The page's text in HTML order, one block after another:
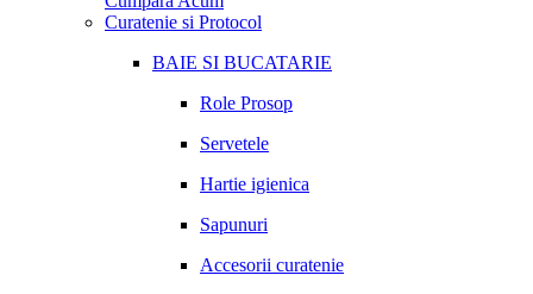
Curatenie si Protocol
BAIE SI BUCATARIE
Role Prosop
Servetele
Hartie igienica
Sapunuri
Accesorii curatenie